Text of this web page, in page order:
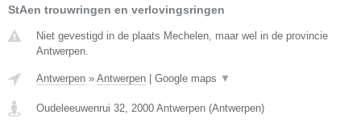
StAen trouwringen en verlovingsringen
Niet gevestigd in de plaats Mechelen, maar wel in de provincie
Antwerpen.
Antwerpen » Antwerpen Google maps ▼
Oudeleeuwenrui 32, 2000 Antwerpen (Antwerpen)